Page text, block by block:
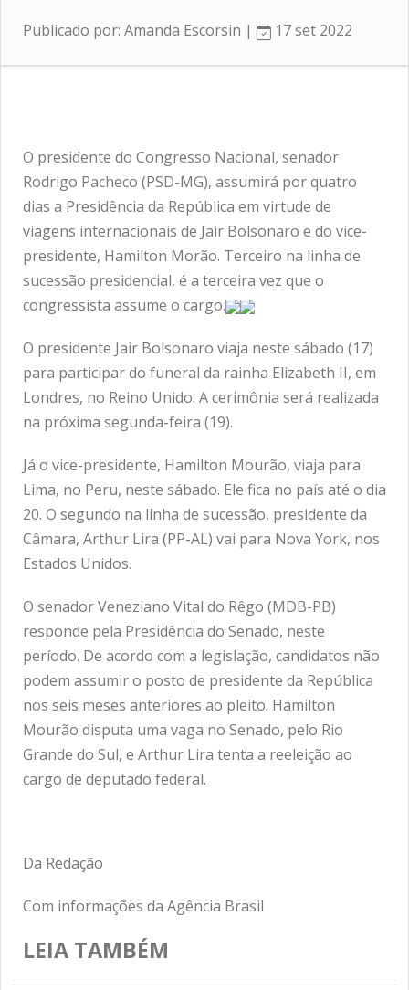
Publicado por: Amanda Escorsin | 17 set 2022
O presidente do Congresso Nacional, senador
Rodrigo Pacheco (PSD-MG), assumirá por quatro
dias a Presidência da República em virtude de
viagens internacionais de Jair Bolsonaro e do vice-
presidente, Hamilton Morão. Terceiro na linha de
sucessão presidencial, é a terceira vez que o
congressista assume o cargo.
O presidente Jair Bolsonaro viaja neste sábado (17)
para participar do funeral da rainha Elizabeth II, em
Londres, no Reino Unido. A cerimônia será realizada
na próxima segunda-feira (19).
Já o vice-presidente, Hamilton Mourão, viaja para
Lima, no Peru, neste sábado. Ele fica no país até o dia
20. O segundo na linha de sucessão, presidente da
Câmara, Arthur Lira (PP-AL) vai para Nova York, nos
Estados Unidos.
O senador Veneziano Vital do Rêgo (MDB-PB)
responde pela Presidência do Senado, neste
período. De acordo com a legislação, candidatos não
podem assumir o posto de presidente da República
nos seis meses anteriores ao pleito. Hamilton
Mourão disputa uma vaga no Senado, pelo Rio
Grande do Sul, e Arthur Lira tenta a reeleição ao
cargo de deputado federal.
Da Redação
Com informações da Agência Brasil
LEIA TAMBÉM